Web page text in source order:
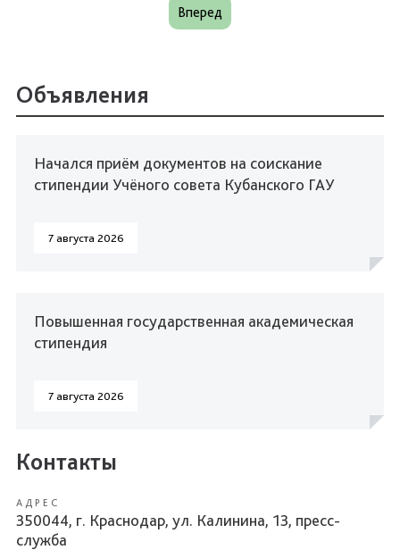
Вперед
Объявления
Начался приём документов на соискание
стипендии Учёного совета Кубанского ГАУ
7 августа 2026
Повышенная государственная академическая
стипендия
7 августа 2026
Контакты
АДРЕС
350044, г. Краснодар, ул. Калинина, 13, пресс-
служба